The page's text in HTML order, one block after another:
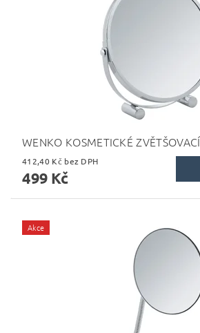
WENKO KOSMETICKÉ
412,40 Kč bez DPH
499 Kč
Akce